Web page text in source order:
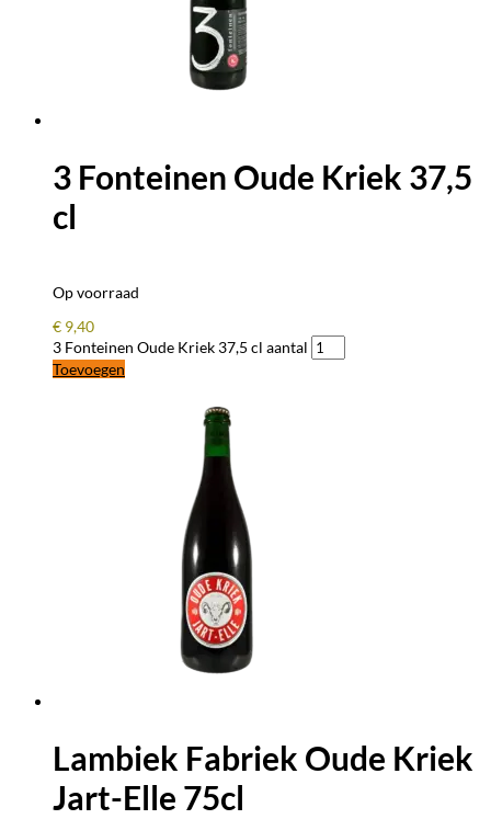
3 Fonteinen Oude Kriek 37,5
cl
Op voorraad
€ 9,40
3 Fonteinen Oude Kriek 37,5 cl aantal
Toevoegen
Lambiek Fabriek Oude Kriek
Jart-Elle 75cl